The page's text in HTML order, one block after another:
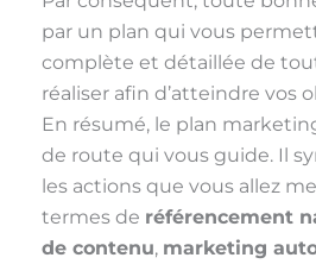
par un plan qui vous
complète et détaillée de
réaliser afin d’atteindre vos
En résumé, le plan
de route qui vous guide. Il
les actions que vous allez
termes de référencement
de contenu, marketing